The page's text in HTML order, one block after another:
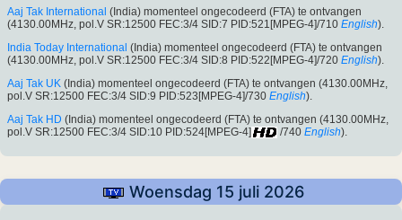
Aaj Tak International (India) momenteel ongecodeerd (FTA) te ontvangen
(4130.00MHz, pol.V SR:12500 FEC:3/4 SID:7 PID:521[MPEG-4]/710 English).
India Today International (India) momenteel ongecodeerd (FTA) te ontvangen
(4130.00MHz, pol.V SR:12500 FEC:3/4 SID:8 PID:522[MPEG-4]/720 English).
Aaj Tak UK (India) momenteel ongecodeerd (FTA) te ontvangen (4130.00MHz,
pol.V SR:12500 FEC:3/4 SID:9 PID:523[MPEG-4]/730 English).
Aaj Tak HD (India) momenteel ongecodeerd (FTA) te ontvangen (4130.00MHz,
pol.V SR:12500 FEC:3/4 SID:10 PID:524[MPEG-4]
/740 English).
Woensdag 15 juli 2026